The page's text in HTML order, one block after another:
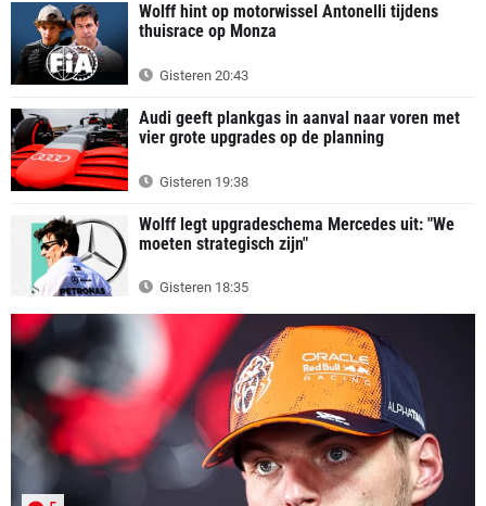
Wolff hint op motorwissel Antonelli tijdens
thuisrace op Monza
Gisteren 20:43
Audi geeft plankgas in aanval naar voren met
vier grote upgrades op de planning
Gisteren 19:38
Wolff legt upgradeschema Mercedes uit: "We
moeten strategisch zijn"
Gisteren 18:35